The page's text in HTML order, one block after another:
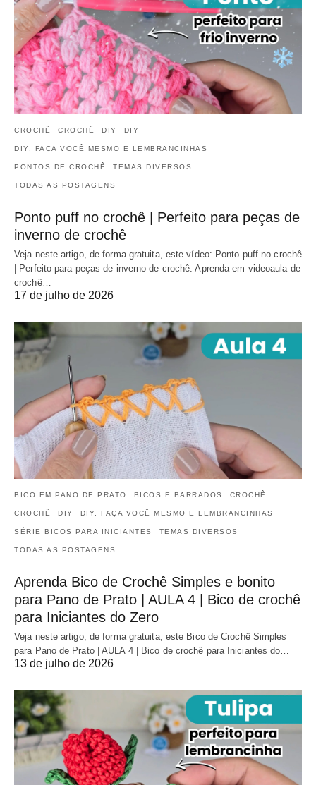
CROCHÊ CROCHÊ DIY DIY
DIY, FAÇA VOCÊ MESMO E LEMBRANCINHAS
PONTOS DE CROCHÊ TEMAS DIVERSOS
TODAS AS POSTAGENS
Ponto puff no crochê | Perfeito para peças de
inverno de crochê
Veja neste artigo, de forma gratuita, este vídeo: Ponto puff no crochê
| Perfeito para peças de inverno de crochê. Aprenda em videoaula de
crochê…
17 de julho de 2026
BICO EM PANO DE PRATO BICOS E BARRADOS CROCHÊ
CROCHÊ DIY DIY, FAÇA VOCÊ MESMO E LEMBRANCINHAS
SÉRIE BICOS PARA INICIANTES TEMAS DIVERSOS
TODAS AS POSTAGENS
Aprenda Bico de Crochê Simples e bonito
para Pano de Prato | AULA 4 | Bico de crochê
para Iniciantes do Zero
Veja neste artigo, de forma gratuita, este Bico de Crochê Simples
para Pano de Prato | AULA 4 | Bico de crochê para Iniciantes do…
13 de julho de 2026